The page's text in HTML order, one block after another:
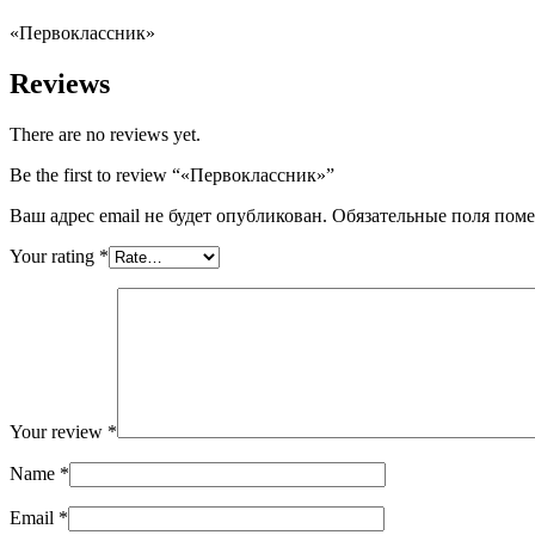
«Первоклассник»
Reviews
There are no reviews yet.
Be the first to review “«Первоклассник»”
Ваш адрес email не будет опубликован. Обязательные поля
Your rating *
Your review *
Name *
Email *